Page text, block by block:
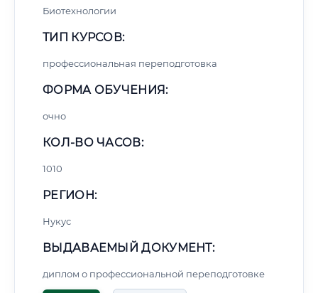
Биотехнологии
ТИП КУРСОВ:
профессиональная переподготовка
ФОРМА ОБУЧЕНИЯ:
очно
КОЛ-ВО ЧАСОВ:
1010
РЕГИОН:
Нукус
ВЫДАВАЕМЫЙ ДОКУМЕНТ:
диплом о профессиональной переподготовке